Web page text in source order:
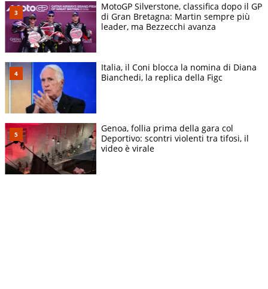
MotoGP Silverstone, classifica dopo il GP
di Gran Bretagna: Martin sempre più
leader, ma Bezzecchi avanza
Italia, il Coni blocca la nomina di Diana
Bianchedi, la replica della Figc
Genoa, follia prima della gara col
Deportivo: scontri violenti tra tifosi, il
video è virale